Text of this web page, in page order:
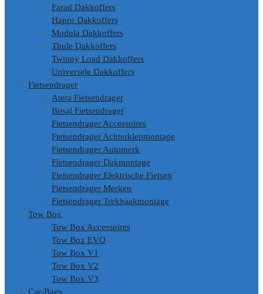
Farad Dakkoffers
Hapro Dakkoffers
Modula Dakkoffers
Thule Dakkoffers
Twinny Load Dakkoffers
Universele Dakkoffers
Fietsendrager
Atera Fietsendrager
Bosal Fietsendrager
Fietsendrager Accessoires
Fietsendrager Achterklepmontage
Fietsendrager Automerk
Fietsendrager Dakmontage
Fietsendrager Elektrische Fietsen
Fietsendrager Merken
Fietsendrager Trekhaakmontage
Tow Box
Tow Box Accessoires
Tow Box EVO
Tow Box V1
Tow Box V2
Tow Box V3
Car-Bags